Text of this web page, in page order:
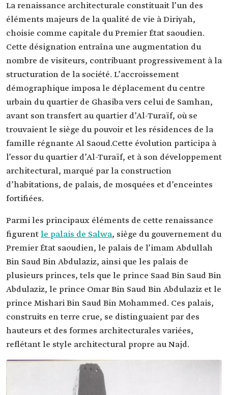
La renaissance architecturale constituait l’un des
éléments majeurs de la qualité de vie à Diriyah,
choisie comme capitale du Premier État saoudien.
Cette désignation entraîna une augmentation du
nombre de visiteurs, contribuant progressivement à la
structuration de la société. L’accroissement
démographique imposa le déplacement du centre
urbain du quartier de Ghasiba vers celui de Samhan,
avant son transfert au quartier d’Al-Turaïf, où se
trouvaient le siège du pouvoir et les résidences de la
famille régnante Al Saoud.Cette évolution participa à
l’essor du quartier d’Al-Turaïf, et à son développement
architectural, marqué par la construction
d’habitations, de palais, de mosquées et d’enceintes
fortifiées.
Parmi les principaux éléments de cette renaissance
figurentle palais de Salwa, siège du gouvernement du
Premier État saoudien, le palais de l’imam Abdullah
Bin Saud Bin Abdulaziz, ainsi que les palais de
plusieurs princes, tels que le prince Saad Bin Saud Bin
Abdulaziz, le prince Omar Bin Saud Bin Abdulaziz et le
prince Mishari Bin Saud Bin Mohammed. Ces palais,
construits en terre crue, se distinguaient par des
hauteurs et des formes architecturales variées,
reflétant le style architectural propre au Najd.